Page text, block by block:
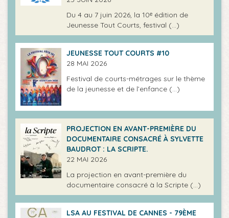
Du 4 au 7 juin 2026, la 10ᵉ édition de
Jeunesse Tout Courts, festival (…)
JEUNESSE TOUT COURTS #10
28 MAI 2026
Festival de courts-métrages sur le thème
de la jeunesse et de l’enfance (…)
PROJECTION EN AVANT-PREMIÈRE DU
DOCUMENTAIRE CONSACRÉ À SYLVETTE
BAUDROT : LA SCRIPTE.
22 MAI 2026
La projection en avant-première du
documentaire consacré à la Scripte (…)
LSA AU FESTIVAL DE CANNES - 79ÈME